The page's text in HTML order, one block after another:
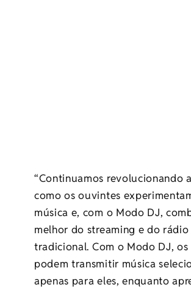
“Continuamos revolucionando
como os ouvintes
música e, com o Modo DJ,
melhor do streaming e do rádio
tradicional. Com o Modo DJ, os
podem transmitir música
apenas para eles, enquanto